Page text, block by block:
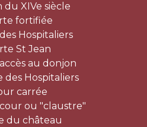
du XIVe siècle
fortifiée
Hospitaliers
St Jean
au donjon
des Hospitaliers
carrée
cour ou "claustre"
du château